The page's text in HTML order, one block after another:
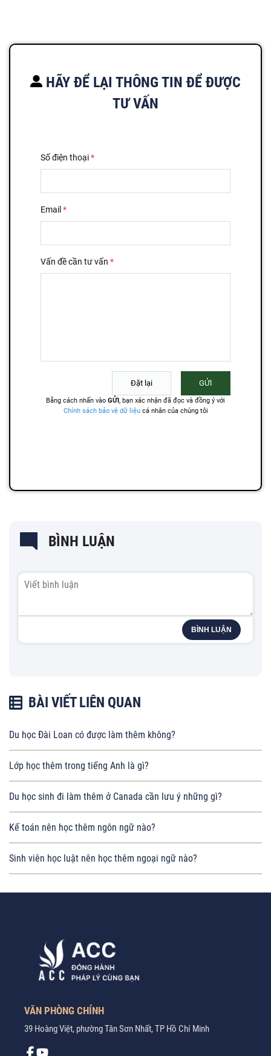
HÃY ĐỂ LẠI THÔNG TIN ĐỂ ĐƯỢC
TƯ VẤN
BÌNH LUẬN
BÌNH LUẬN
BÀI VIẾT LIÊN QUAN
Du học Đài Loan có được làm thêm không?
Lớp học thêm trong tiếng Anh là gì?
Du học sinh đi làm thêm ở Canada cần lưu ý những gì?
Kế toán nên học thêm ngôn ngữ nào?
Sinh viên học luật nên học thêm ngoại ngữ nào?
VĂN PHÒNG CHÍNH
39 Hoàng Việt, phường Tân Sơn Nhất, TP Hồ Chí Minh